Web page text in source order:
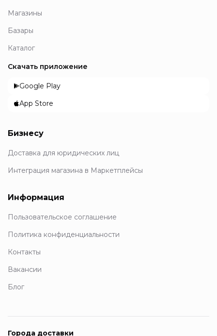
Магазины
Базары
Каталог
Скачать приложение
Google Play
App Store
Бизнесу
Доставка для юридических лиц
Интеграция магазина в Маркетплейсы
Информация
Пользовательское соглашение
Политика конфиденциальности
Контакты
Вакансии
Блог
Города доставки